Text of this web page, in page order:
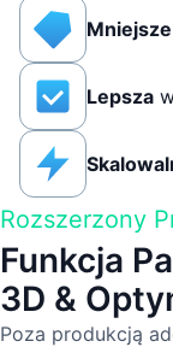
Mniejsze
Lepsza
Rozszerzony
Funkcja
3D &
Poza produkcją